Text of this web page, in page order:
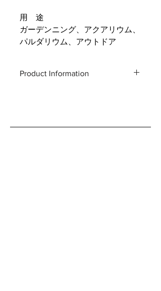
用 途
ガーデンニング、アクアリウム、
パルダリウム、アウトドア
Product Information